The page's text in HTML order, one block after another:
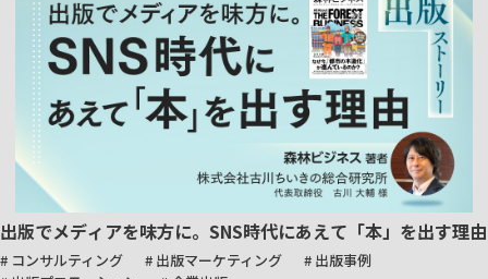
出版でメディアを味方に。SNS時代にあえて「本」を出す理由
# コンサルティング # 出版マーケティング
# 出版事例